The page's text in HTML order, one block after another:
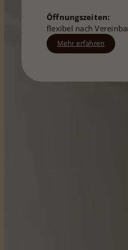
Öffnungszeiten:
flexibel nach
Mehr erfahren